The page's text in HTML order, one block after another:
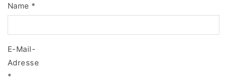
Name *
E-Mail-
Adresse
*